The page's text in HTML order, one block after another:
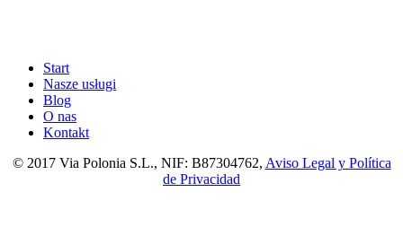
Start
Nasze usługi
Blog
O nas
Kontakt
© 2017 Via Polonia S.L., NIF: B87304762, Aviso Legal y Política
de Privacidad